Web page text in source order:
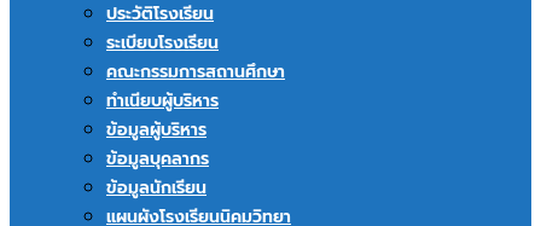
ประวัติโรงเรียน
ระเบียบโรงเรียน
คณะกรรมการสถานศึกษา
ทำเนียบผู้บริหาร
ข้อมูลผู้บริหาร
ข้อมูลบุคลากร
ข้อมูลนักเรียน
แผนผังโรงเรียนนิคมวิทยา